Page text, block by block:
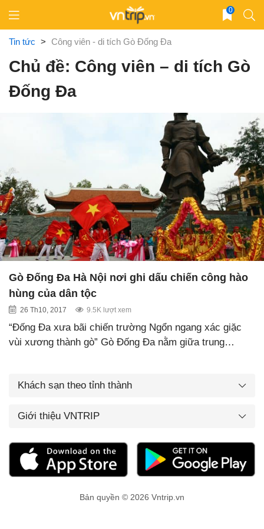
content
0
Tin tức > Công viên - di tích Gò Đống Đa
Chủ đề: Công viên – di tích Gò
Đống Đa
Gò Đống Đa Hà Nội nơi ghi dấu chiến công hào
hùng của dân tộc
26 Th10, 2017 9.5K lượt xem
“Đống Đa xưa bãi chiến trường Ngổn ngang xác giặc
vùi xương thành gò” Gò Đống Đa nằm giữa trung…
Khách sạn theo tỉnh thành
Giới thiệu VNTRIP
Bản quyền © 2026 Vntrip.vn